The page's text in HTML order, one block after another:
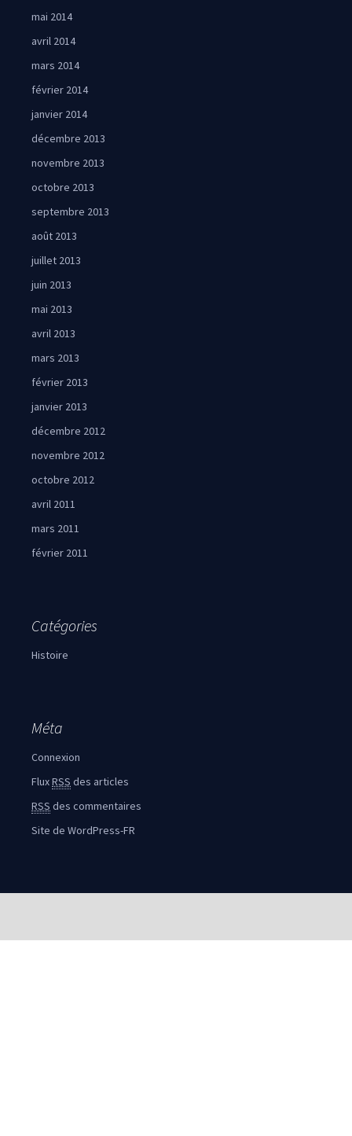
mai 2014
avril 2014
mars 2014
février 2014
janvier 2014
décembre 2013
novembre 2013
octobre 2013
septembre 2013
août 2013
juillet 2013
juin 2013
mai 2013
avril 2013
mars 2013
février 2013
janvier 2013
décembre 2012
novembre 2012
octobre 2012
avril 2011
mars 2011
février 2011
Catégories
Histoire
Méta
Connexion
FluxRSS des articles
RSS des commentaires
Site de WordPress-FR